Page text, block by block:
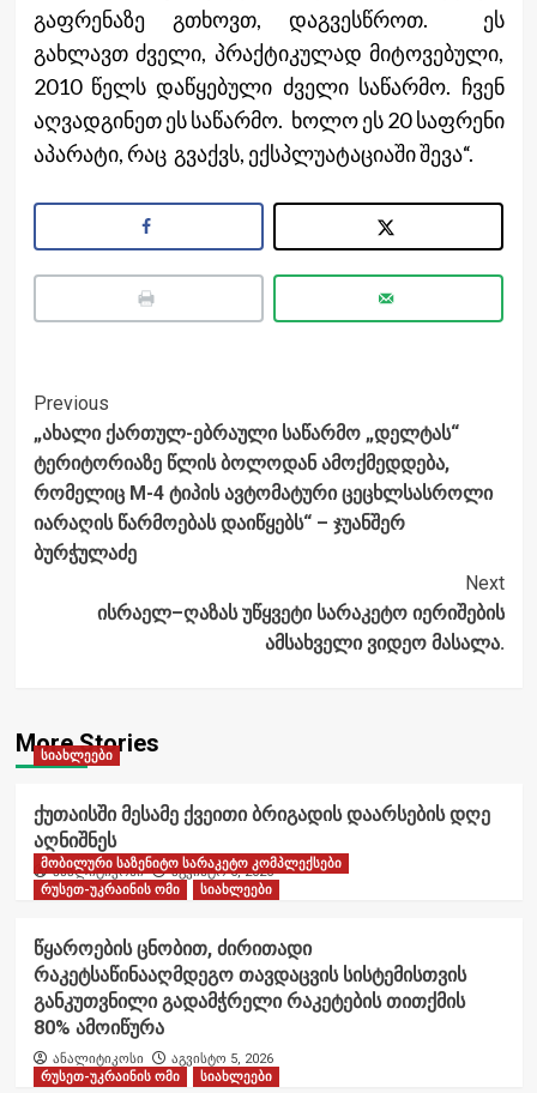
გაფრენაზე გთხოვთ, დაგვესწროთ. ეს
გახლავთ ძველი, პრაქტიკულად მიტოვებული,
2010 წელს დაწყებული ძველი საწარმო. ჩვენ
აღვადგინეთ ეს საწარმო. ხოლო ეს 20 საფრენი
აპარატი, რაც გვაქვს, ექსპლუატაციაში შევა“.
Post
Navigation
Previous
„ახალი ქართულ-ებრაული საწარმო „დელტას“
ტერიტორიაზე წლის ბოლოდან ამოქმედდება,
რომელიც M-4 ტიპის ავტომატური ცეცხლსასროლი
იარაღის წარმოებას დაიწყებს“ – ჯუანშერ
ბურჭულაძე
Next
ისრაელ–ღაზას უწყვეტი სარაკეტო იერიშების
ამსახველი ვიდეო მასალა.
More Stories
სიახლეები
ქუთაისში მესამე ქვეითი ბრიგადის დაარსების დღე
აღნიშნეს
ანალიტიკოსი აგვისტო 6, 2026
მობილური საზენიტო სარაკეტო კომპლექსები
რუსეთ-უკრაინის ომი
სიახლეები
წყაროების ცნობით, ძირითადი
რაკეტსაწინააღმდეგო თავდაცვის სისტემისთვის
განკუთვნილი გადამჭრელი რაკეტების თითქმის
80% ამოიწურა
ანალიტიკოსი
აგვისტო 5, 2026
რუსეთ-უკრაინის ომი
სიახლეები